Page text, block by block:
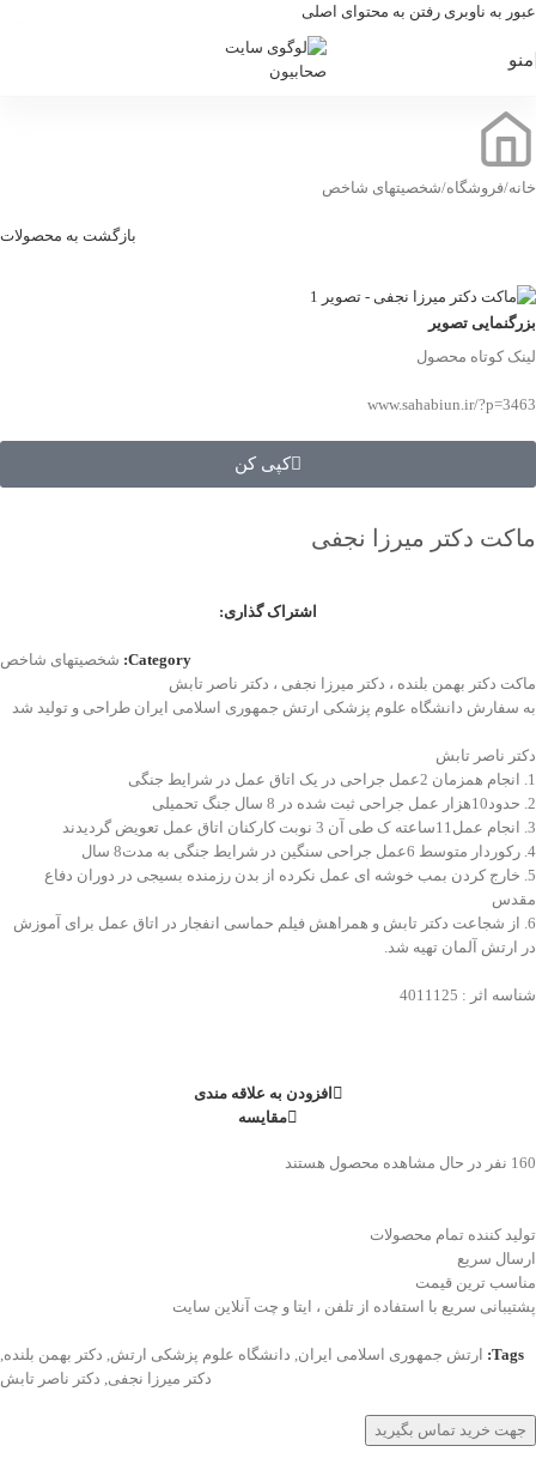
عبور به ناوبری رفتن به محتوای اصلی
منو
خانه/فروشگاه/شخصیتهای شاخص
بازگشت به محصولات
بزرگنمایی تصویر
لینک کوتاه محصول
www.sahabiun.ir/?p=3463
کپی کن
ماکت دکتر میرزا نجفی
اشتراک گذاری:
Category: شخصیتهای شاخص
ماکت دکتر بهمن بلنده ، دکتر میرزا نجفی ، دکتر ناصر تابش
به سفارش دانشگاه علوم پزشکی ارتش جمهوری اسلامی ایران طراحی و تولید شد
دکتر ناصر تابش
1. انجام همزمان 2عمل جراحی در یک اتاق عمل در شرایط جنگی
2. حدود10هزار عمل جراحی ثبت شده در 8 سال جنگ تحمیلی
3. انجام عمل11ساعته ک طی آن 3 نوبت کارکنان اتاق عمل تعویض گردیدند
4. رکوردار متوسط 6عمل جراحی سنگین در شرایط جنگی به مدت8 سال
5. خارج کردن بمب خوشه ای عمل نکرده از بدن رزمنده بسیجی در دوران دفاع
مقدس
6. از شجاعت دکتر تابش و همراهش فیلم حماسی انفجار در اتاق عمل برای آموزش
در ارتش آلمان تهیه شد.
شناسه اثر : 4011125
افزودن به علاقه مندی
مقایسه
160 نفر در حال مشاهده محصول هستند
تولید کننده تمام محصولات
ارسال سریع
مناسب ترین قیمت
پشتیبانی سریع با استفاده از تلفن ، ایتا و چت آنلاین سایت
Tags: ارتش جمهوری اسلامی ایران, دانشگاه علوم پزشکی ارتش, دکتر بهمن بلنده,
دکتر میرزا نجفی, دکتر ناصر تابش
جهت خرید تماس بگیرید